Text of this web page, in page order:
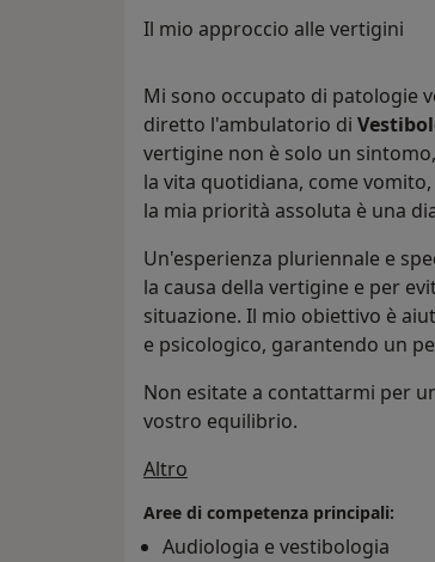
Il mio approccio alle vertigini
Mi sono occupato di patologie
diretto l'ambulatorio di
vertigine non è solo un
la vita quotidiana, come
la mia priorità assoluta è una
Un'esperienza pluriennale e
la causa della vertigine e per
situazione. Il mio obiettivo è
e psicologico, garantendo un
Non esitate a contattarmi per
vostro equilibrio.
Altro
Aree di competenza principali:
Audiologia e vestibologia